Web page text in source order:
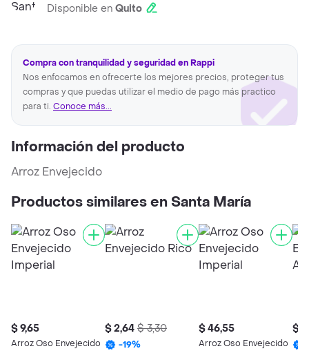
Disponible en Quito
Compra con tranquilidad y seguridad en Rappi
Nos enfocamos en ofrecerte los mejores precios, proteger tus
compras y que puedas utilizar el medio de pago más practico
para ti. Conoce más...
Información del producto
Arroz Envejecido
Productos similares en Santa María
$ 9,65
Arroz Oso Envejecido
$ 2,64 $ 3,30
-19%
$ 46,55
Arroz Oso Envejecido
$